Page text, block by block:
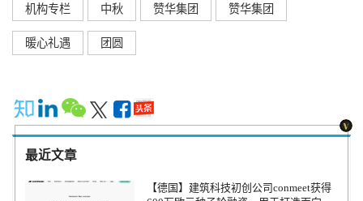
机构专栏 中秋 赞华集团 赞华集团
暖心礼遇 团圆
最近文章
【德国】建筑科技初创公司conmeet获得